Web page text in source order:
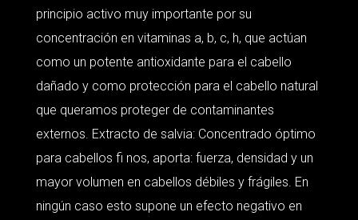
principio activo muy importante por su
concentración en vitaminas a, b, c, h, que actúan
como un potente antioxidante para el cabello
dañado y como protección para el cabello natural
que queramos proteger de contaminantes
externos. Extracto de salvia: Concentrado óptimo
para cabellos fi nos, aporta: fuerza, densidad y un
mayor volumen en cabellos débiles y frágiles. En
ningún caso esto supone un efecto negativo en